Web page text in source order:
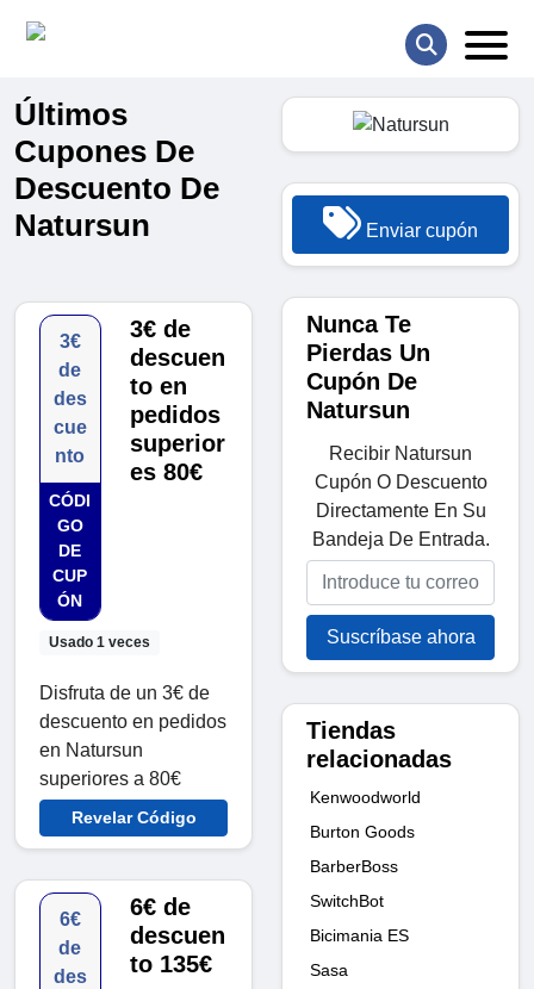
Últimos
Cupones De
Descuento De
Natursun
3€
de
des
cue
nto
CÓDI
GO
DE
CUP
ÓN
Usado 1 veces
3€ de
descuen
to en
pedidos
superior
es 80€
Disfruta de un 3€ de
descuento en pedidos
en Natursun
superiores a 80€
Revelar Código
6€
de
des
6€ de
descuen
to 135€
Enviar cupón
Nunca Te
Pierdas Un
Cupón De
Natursun
Recibir Natursun
Cupón O Descuento
Directamente En Su
Bandeja De Entrada.
Suscríbase ahora
Tiendas
relacionadas
Kenwoodworld
Burton Goods
BarberBoss
SwitchBot
Bicimania ES
Sasa